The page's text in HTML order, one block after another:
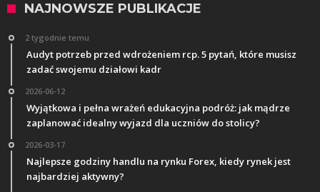
NAJNOWSZE PUBLIKACJE
2 tygodnie temu
Audyt potrzeb przed wdrożeniem rcp. 5 pytań, które musisz
zadać swojemu działowi kadr
2026-06-12
Wyjątkowa i pełna wrażeń edukacyjna podróż: jak mądrze
zaplanować idealny wyjazd dla uczniów do stolicy?
2026-03-17
Najlepsze godziny handlu na rynku Forex, kiedy rynek jest
najbardziej aktywny?